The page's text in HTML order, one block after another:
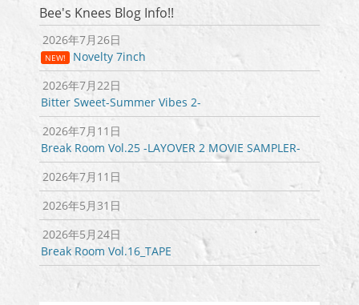
ー
シ
ョ
ン
Bee's Knees Blog Info!!
2026年7月26日
NEW!
Novelty 7inch
2026年7月22日
Bitter Sweet-Summer Vibes 2-
2026年7月11日
Break Room Vol.25 -LAYOVER 2 MOVIE SAMPLER-
2026年7月11日
2026年5月31日
2026年5月24日
Break Room Vol.16_TAPE